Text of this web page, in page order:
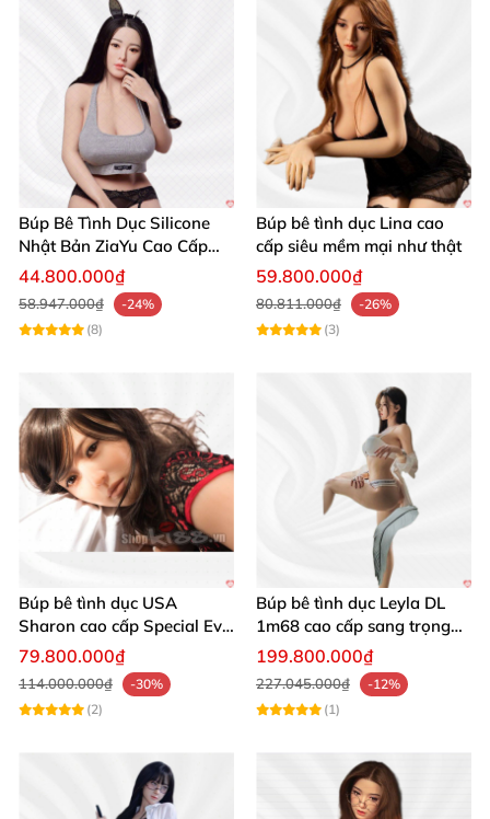
Búp Bê Tình Dục Silicone
Nhật Bản ZiaYu Cao Cấp
Chính Hãng
44.800.000₫
58.947.000₫
-24%
(8)
Búp bê tình dục Lina cao
cấp siêu mềm mại như thật
59.800.000₫
80.811.000₫
-26%
(3)
Búp bê tình dục USA
Sharon cao cấp Special Evo
chất lượng tốt
79.800.000₫
114.000.000₫
-30%
(2)
Búp bê tình dục Leyla DL
1m68 cao cấp sang trọng
mềm mại
199.800.000₫
227.045.000₫
-12%
(1)